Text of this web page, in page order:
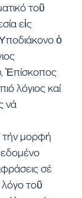
τοῦ
εἰς
ὁ
Ἐπίσκοπος
λόγιος καί
νά
τήν μορφή
σέ
τοῦ